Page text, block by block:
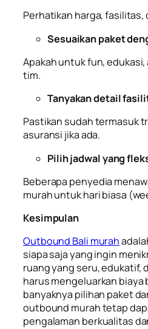
Perhatikan harga, fasilitas,
Sesuaikan paket
Apakah untuk fun,
tim.
Tanyakan detail
Pastikan sudah termasuk
asuransi jika ada.
Pilih jadwal yang
Beberapa penyedia
murah untuk hari biasa
Kesimpulan
Outbound Bali murah
siapa saja yang ingin
ruang yang seru, edukatif,
harus mengeluarkan biaya
banyaknya pilihan paket
outbound murah tetap
pengalaman berkualitas